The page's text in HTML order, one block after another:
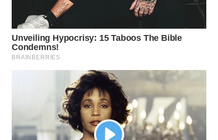
SUKABUMI
WN
PURWAKARTA
WN
SEMARANG